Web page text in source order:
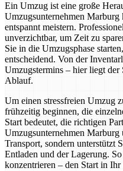
Ein Umzug ist eine große
Umzugsunternehmen Marburg
entspannt meistern.
unverzichtbar, um Zeit zu
Sie in die Umzugsphase
entscheidend. Von der
Umzugstermins – hier liegt der
Ablauf.
Um einen stressfreien Umzug
frühzeitig beginnen, die
Start bedeutet, die richtigen
Umzugsunternehmen
Transport, sondern unterstützt
Entladen und der Lagerung.
konzentrieren – den Start in Ihr